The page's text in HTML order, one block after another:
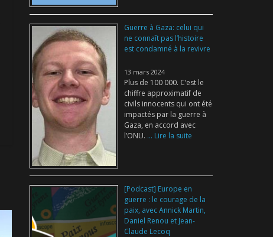
Guerre à Gaza: celui qui
ne connaît pas l’histoire
est condamné à la revivre
13 mars 2024
Plus de 100 000. C’est le
chiffre approximatif de
civils innocents qui ont été
impactés par la guerre à
Gaza, en accord avec
l’ONU. ... Lire la suite
[Podcast] Europe en
guerre : le courage de la
paix, avec Annick Martin,
Daniel Renou et Jean-
Claude Lecoq